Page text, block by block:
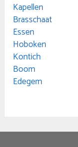
Kapellen
Brasschaat
Essen
Hoboken
Kontich
Boom
Edegem